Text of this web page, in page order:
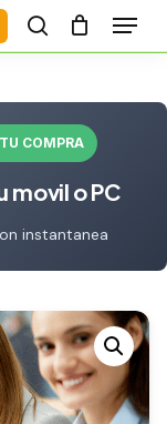
search
Menú
COMPRA
o PC
instantanea